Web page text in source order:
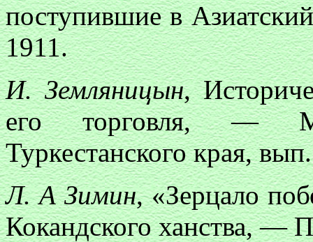
поступившие в
1911.
И. Земляницын,
его торговля, —
Туркестанского края,
Л. А Зимин, «Зерцало
Кокандского ханства, —